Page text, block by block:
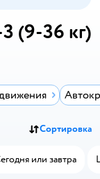
(9-36 кг)
Сортировка
или завтра